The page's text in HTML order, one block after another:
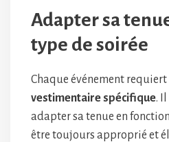
Adapter sa
type de soirée
Chaque événement requiert
vestimentaire spécifique.
adapter sa tenue en
être toujours approprié et